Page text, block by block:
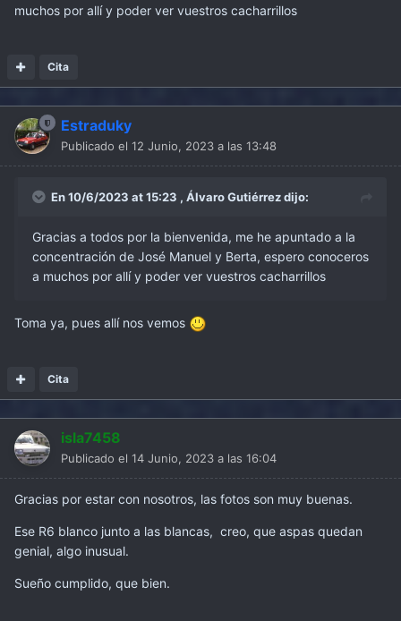
muchos por allí y poder ver vuestros cacharrillos
Cita
Estraduky
Publicado el 12 Junio, 2023 a las 13:48
En 10/6/2023 at 15:23 , Álvaro Gutiérrezdijo:
Gracias a todos por la bienvenida, me he apuntado a la
concentración de José Manuel y Berta, espero conoceros
a muchos por allí y poder ver vuestros cacharrillos
Toma ya, pues allí nos vemos
Cita
isla7458
Publicado el 14 Junio, 2023 a las 16:04
Gracias por estar con nosotros, las fotos son muy buenas.
Ese R6 blanco junto a las blancas, creo, que aspas quedan
genial, algo inusual.
Sueño cumplido, que bien.